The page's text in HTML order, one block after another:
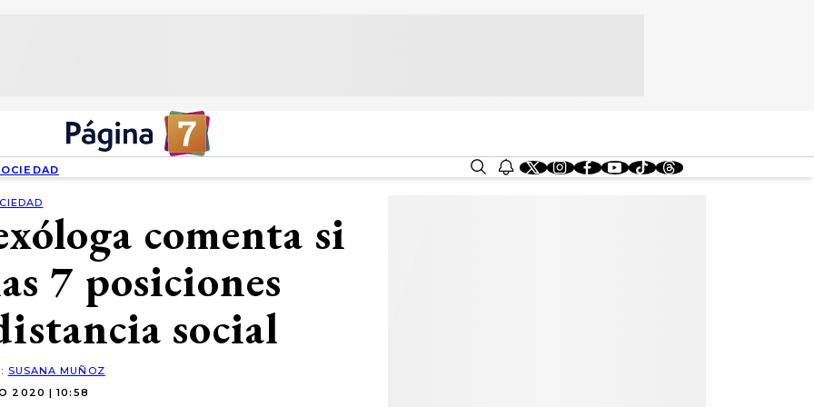
comenta si
7 posiciones
social
SUSANA MUÑOZ
2020 | 10:58